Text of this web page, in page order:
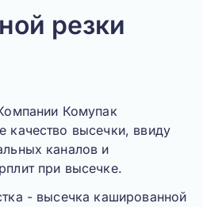
резки
Комупак
качество высечки, ввиду
каналов и
при высечке.
- высечка кашированной